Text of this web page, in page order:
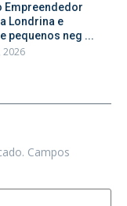
Empreendedor
Londrina e
pequenos neg ...
2026
Campos